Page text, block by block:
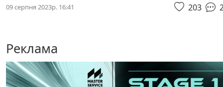
09 серпня 2023р. 16:41 203
Реклама